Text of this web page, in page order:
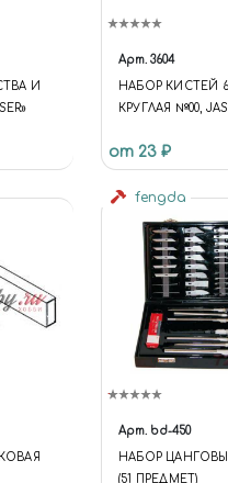
И
Арт. 3604
НАБОР КИСТЕЙ 6
КРУГЛАЯ №00, JAS
от 23 ₽
fengda
Арт. bd-450
НАБОР
(51 ПРЕДМЕТ)